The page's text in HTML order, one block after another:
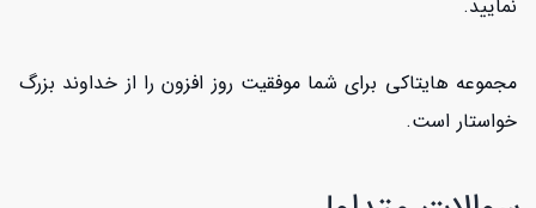
نمایید.
مجموعه هایتاکی برای شما موفقیت روز افزون را از خداوند بزرگ
خواستار است.